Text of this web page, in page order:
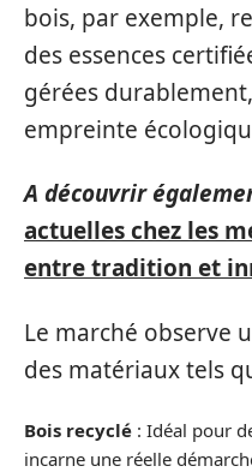
bois, par exemple,
des essences
gérées
empreinte
A découvrir
actuelles chez les
entre tradition et
Le marché observe
des matériaux tels
Bois recyclé : Idéal pour
incarne une réelle